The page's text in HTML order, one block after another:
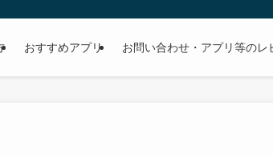
おすすめアプリ お問い合わせ・アプリ等のレ